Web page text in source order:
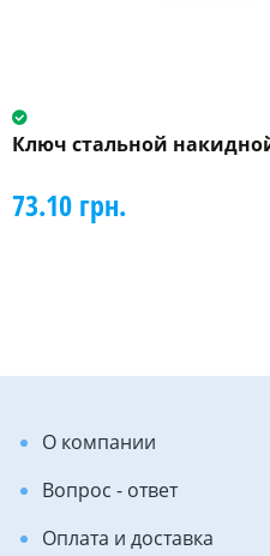
Ключ стальной
73.10 грн.
О компании
Вопрос - ответ
Оплата и доставка